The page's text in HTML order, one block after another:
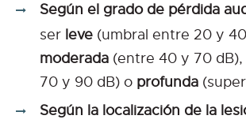
Según el grado de pérdida
ser leve (umbral entre 20 y
moderada (entre 40 y 70 dB),
70 y 90 dB) o profunda
Según la localización de la